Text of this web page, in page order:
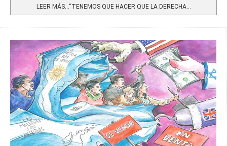
LEER MÁS…“TENEMOS QUE HACER QUE LA DERECHA...